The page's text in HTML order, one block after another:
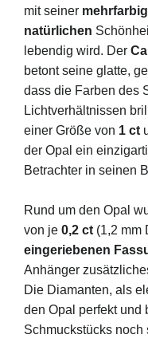
mit seiner
natürlichen
lebendig wird. Der
betont seine glatte,
dass die Farben des
Lichtverhältnissen
einer Größe von 1 ct
der Opal ein
Betrachter in seinen
Rund um den Opal
von je 0,2 ct (1,2 mm
eingeriebenen
Anhänger
Die Diamanten, als
den Opal perfekt und
Schmuckstücks noch